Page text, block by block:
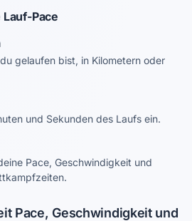
Pace
gelaufen bist, in Kilometern oder
und Sekunden des Laufs ein.
Pace, Geschwindigkeit und
Pace, Geschwindigkeit und